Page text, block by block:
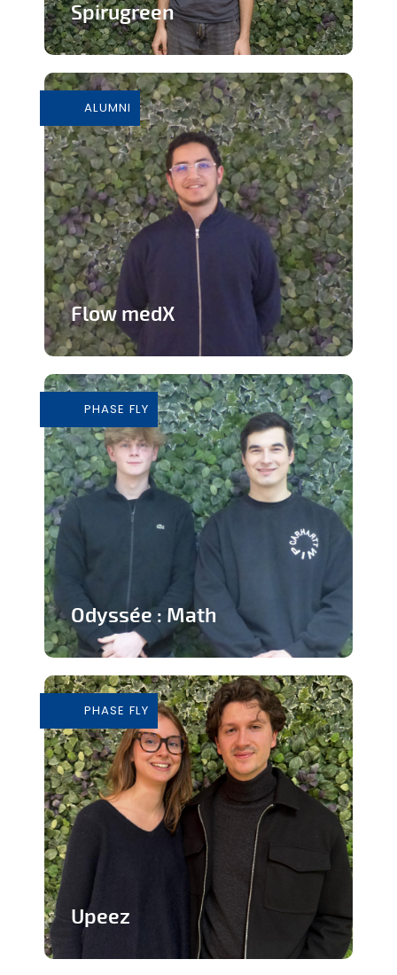
Spirugreen
En savoir plus
ALUMNI
Flow medX
concours de médecine
En savoir plus
PHASE FLY
Odyssée : Math
apprendre les mathématiques
En savoir plus
PHASE FLY
Upeez